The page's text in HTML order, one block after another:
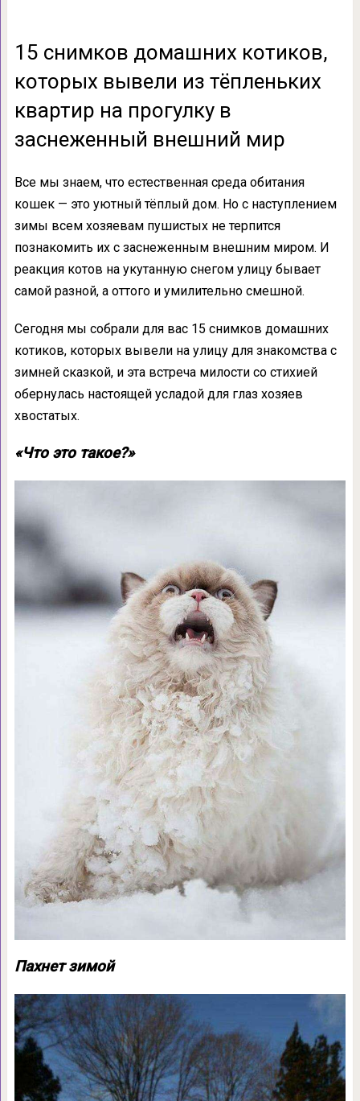
15 снимков домашних котиков,
которых вывели из тёпленьких
квартир на прогулку в
заснеженный внешний мир
Все мы знаем, что естественная среда обитания
кошек — это уютный тёплый дом. Но с наступлением
зимы всем хозяевам пушистых не терпится
познакомить их с заснеженным внешним миром. И
реакция котов на укутанную снегом улицу бывает
самой разной, а оттого и умилительно смешной.
Сегодня мы собрали для вас 15 снимков домашних
котиков, которых вывели на улицу для знакомства с
зимней сказкой, и эта встреча милости со стихией
обернулась настоящей усладой для глаз хозяев
хвостатых.
«Что это такое?»
Пахнет зимой